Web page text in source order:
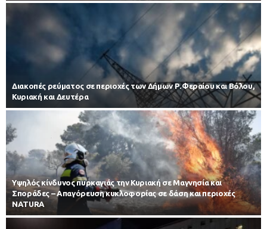
Διακοπές ρεύματος σε περιοχές των Δήμων Ρ.Φεραίου και Βόλου,
Κυριακή και Δευτέρα
Υψηλός κίνδυνος πυρκαγιάς την Κυριακή σε Μαγνησία και
Σποράδες – Απαγόρευση κυκλοφορίας σε δάση και περιοχές
NATURA